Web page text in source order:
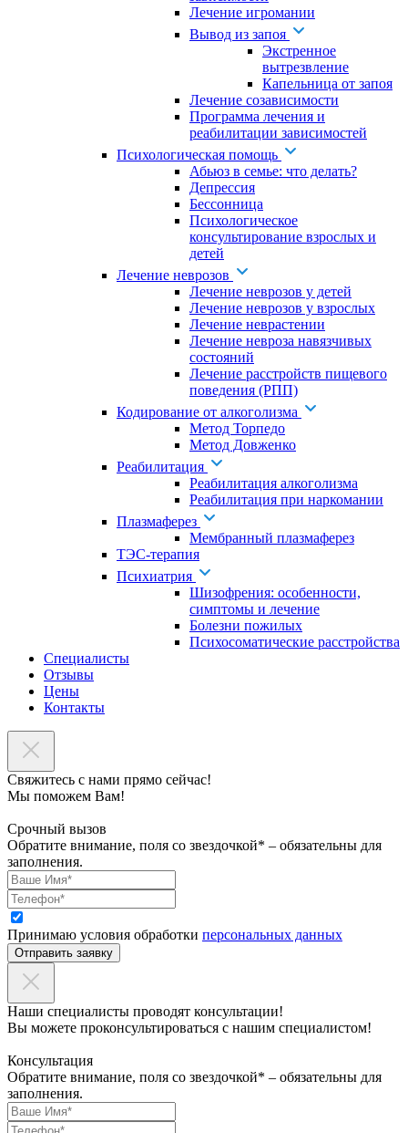
Лечение игромании
Вывод из запоя
Экстренное
вытрезвление
Капельница от запоя
Лечение созависимости
Программа лечения и
реабилитации зависимостей
Психологическая помощь
Абьюз в семье: что делать?
Депрессия
Бессонница
Психологическое
консультирование взрослых и
детей
Лечение неврозов
Лечение неврозов у детей
Лечение неврозов у взрослых
Лечение неврастении
Лечение невроза навязчивых
состояний
Лечение расстройств пищевого
поведения (РПП)
Кодирование от алкоголизма
Метод Торпедо
Метод Довженко
Реабилитация
Реабилитация алкоголизма
Реабилитация при наркомании
Плазмаферез
Мембранный плазмаферез
ТЭС-терапия
Психиатрия
Шизофрения: особенности,
симптомы и лечение
Болезни пожилых
Психосоматические расстройства
Специалисты
Отзывы
Цены
Контакты
Свяжитесь с нами прямо сейчас!
Мы поможем Вам!
Срочный вызов
Обратите внимание, поля со звездочкой* – обязательны для
заполнения.
Принимаю условия обработки персональных данных
Отправить заявку
Наши специалисты проводят консультации!
Вы можете проконсультироваться с нашим специалистом!
Консультация
Обратите внимание, поля со звездочкой* – обязательны для
заполнения.